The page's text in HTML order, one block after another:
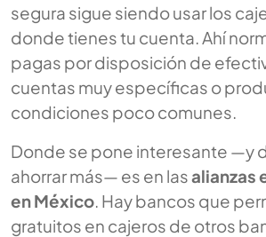
segura sigue siendo usar los
donde tienes tu cuenta. Ahí
pagas por disposición de
cuentas muy específicas o
condiciones poco comunes.
Donde se pone interesante —y
ahorrar más— es en lasalianzas
en México . Hay bancos que
gratuitos en cajeros de otros